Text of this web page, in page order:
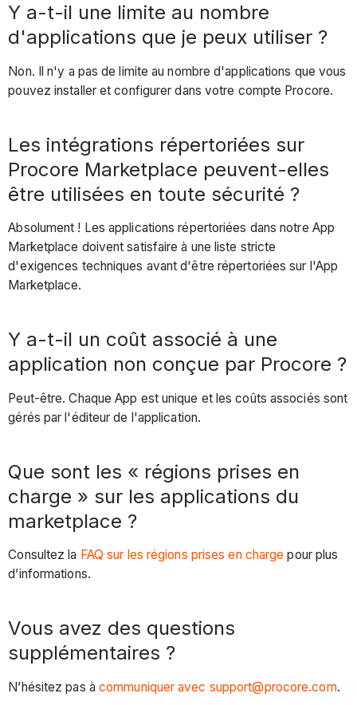
Y a-t-il une limite au nombre
d'applications que je peux utiliser ?
Non. Il n'y a pas de limite au nombre d'applications que vous
pouvez installer et configurer dans votre compte Procore.
Les intégrations répertoriées sur
Procore Marketplace peuvent-elles
être utilisées en toute sécurité ?
Absolument ! Les applications répertoriées dans notre App
Marketplace doivent satisfaire à une liste stricte
d'exigences techniques avant d'être répertoriées sur l'App
Marketplace.
Y a-t-il un coût associé à une
application non conçue par Procore ?
Peut-être. Chaque App est unique et les coûts associés sont
gérés par l'éditeur de l'application.
Que sont les « régions prises en
charge » sur les applications du
marketplace ?
Consultez la FAQ sur les régions prises en charge pour plus
d’informations.
Vous avez des questions
supplémentaires ?
N’hésitez pas à communiquer avec support@procore.com.